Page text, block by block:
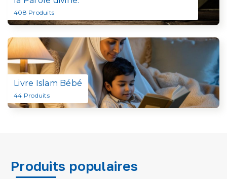
408 Produits
Livre Islam Bébé
44 Produits
Produits populaires